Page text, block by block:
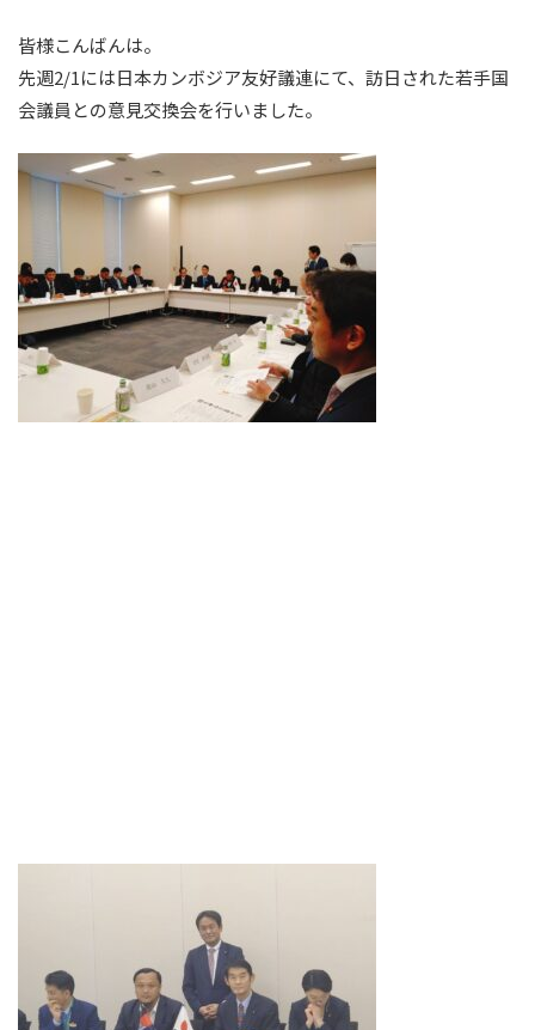
皆様こんばんは。
先週2/1には日本カンボジア友好議連にて、訪日された若手国
会議員との意見交換会を行いました。